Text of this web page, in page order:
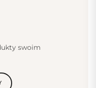
swoim